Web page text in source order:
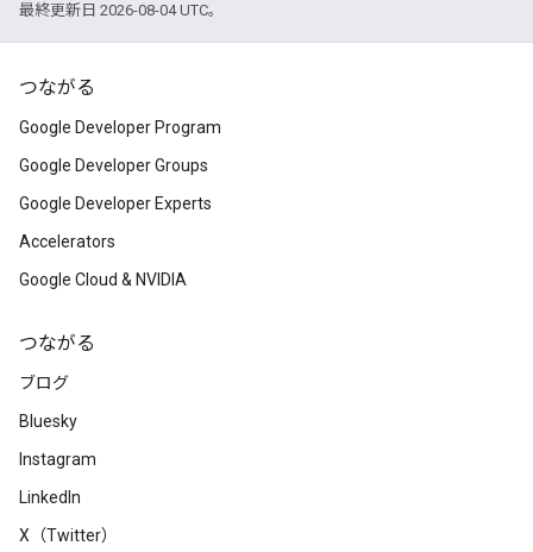
最終更新日 2026-08-04 UTC。
つながる
Google Developer Program
Google Developer Groups
Google Developer Experts
Accelerators
Google Cloud & NVIDIA
つながる
ブログ
Bluesky
Instagram
LinkedIn
X（Twitter）